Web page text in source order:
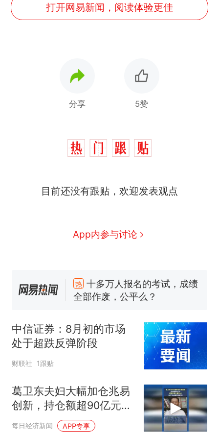
打开网易新闻，阅读体验更佳
分享 5赞
目前还没有跟贴，欢迎发表观点
App内参与讨论
新 全球唯一没有法定首都的国
家，刚改国名，总统就邀请中
线一圈，还曾两次到中国寻根
5060元才肯搬上楼！女子傻眼
了……
视频丨只要一枚命中就能让航
母瘫痪 轰-6J实力有多强？
空调24小时开着反而更省电？
5万的小车卖不动，40万以上
的抢着买
十多万人报名的考试，成绩
全部作废，公平么？
中信证券：8月初的市场
处于超跌反弹阶段
财联社 1跟贴
葛卫东夫妇大幅加仓兆易
创新，持仓额超90亿元！
近期曾发文看多AI
每日经济新闻 APP专享